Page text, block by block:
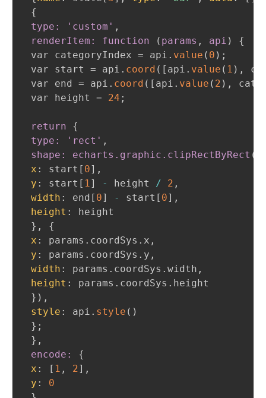
{
type: 'custom' ,
renderItem: function
( params , api )
{
var categoryIndex = api. value ( 0 ) ;
var start = api. coord ( [api. value ( 1 ) ,
var end = api. coord ( [api. value ( 2 ) ,
var height = 24 ;
return
{
type: 'rect' ,
shape: echarts .graphic .clipRectByRect (
x : start[ 0] ,
y : start[ 1] - height / 2 ,
width : end[ 0] - start[ 0] ,
height :
height
} ,
{
x : params.coordSys.x ,
y : params.coordSys.y ,
width : params.coordSys.width ,
height :
params.coordSys.height
} ) ,
style : api. style ( )
} ;
} ,
encode:
{
x : [ 1 , 2] ,
y :
0